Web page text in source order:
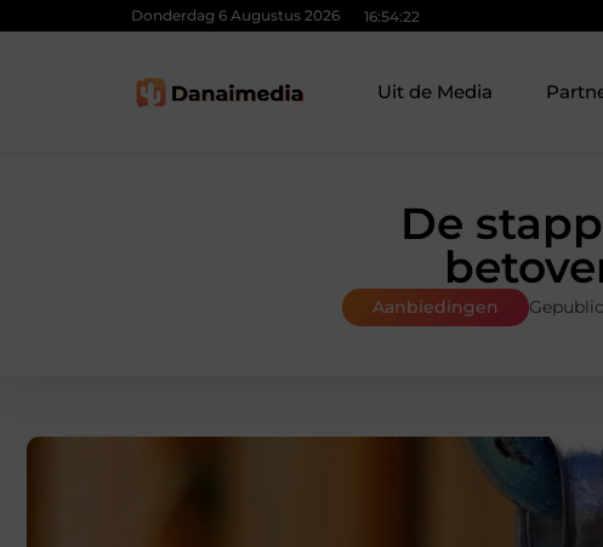
Donderdag 6 Augustus 2026 16:54:23
Uit de Media
De
Aanbiedingen